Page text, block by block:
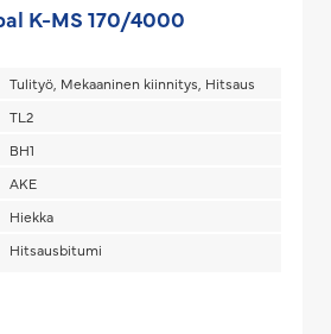
K-MS 170/4000
Tulityö, Mekaaninen kiinnitys, Hitsaus
TL2
BH1
AKE
Hiekka
Hitsausbitumi